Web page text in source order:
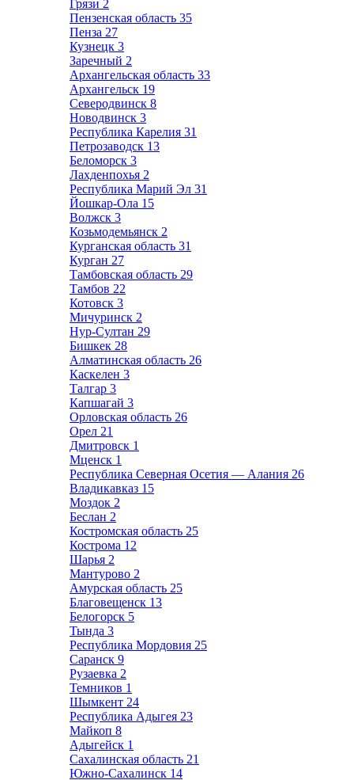
Грязи 2
Пензенская область 35
Пенза 27
Кузнецк 3
Заречный 2
Архангельская область 33
Архангельск 19
Северодвинск 8
Новодвинск 3
Республика Карелия 31
Петрозаводск 13
Беломорск 3
Лахденпохья 2
Республика Марий Эл 31
Йошкар-Ола 15
Волжск 3
Козьмодемьянск 2
Курганская область 31
Курган 27
Тамбовская область 29
Тамбов 22
Котовск 3
Мичуринск 2
Нур-Султан 29
Бишкек 28
Алматинская область 26
Каскелен 3
Талгар 3
Капшагай 3
Орловская область 26
Орел 21
Дмитровск 1
Мценск 1
Республика Северная Осетия — Алания 26
Владикавказ 15
Моздок 2
Беслан 2
Костромская область 25
Кострома 12
Шарья 2
Мантурово 2
Амурская область 25
Благовещенск 13
Белогорск 5
Тында 3
Республика Мордовия 25
Саранск 9
Рузаевка 2
Темников 1
Шымкент 24
Республика Адыгея 23
Майкоп 8
Адыгейск 1
Сахалинская область 21
Южно-Сахалинск 14